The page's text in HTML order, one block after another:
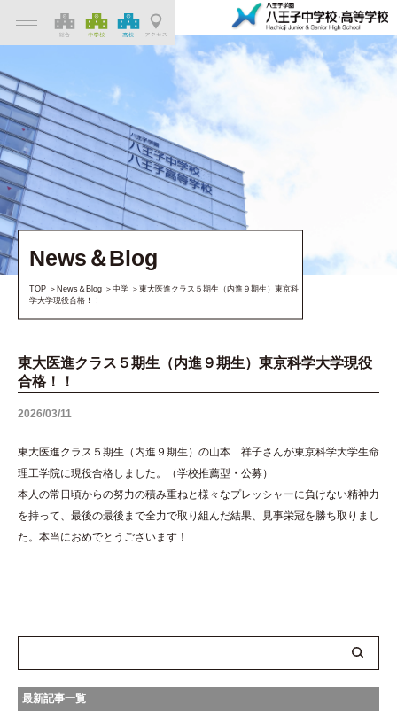
News＆Blog
TOP News＆Blog 中学
東大医進クラス５期生（内進９期生）東京科
学大学現役合格！！
東大医進クラス５期生（内進９期生）東京科学大学現役
合格！！
2026/03/11
東大医進クラス５期生（内進９期生）の山本 祥子さんが東京科学大学生命
理工学院に現役合格しました。（学校推薦型・公募）
本人の常日頃からの努力の積み重ねと様々なプレッシャーに負けない精神力
を持って、最後の最後まで全力で取り組んだ結果、見事栄冠を勝ち取りまし
た。本当におめでとうございます！
最新記事一覧